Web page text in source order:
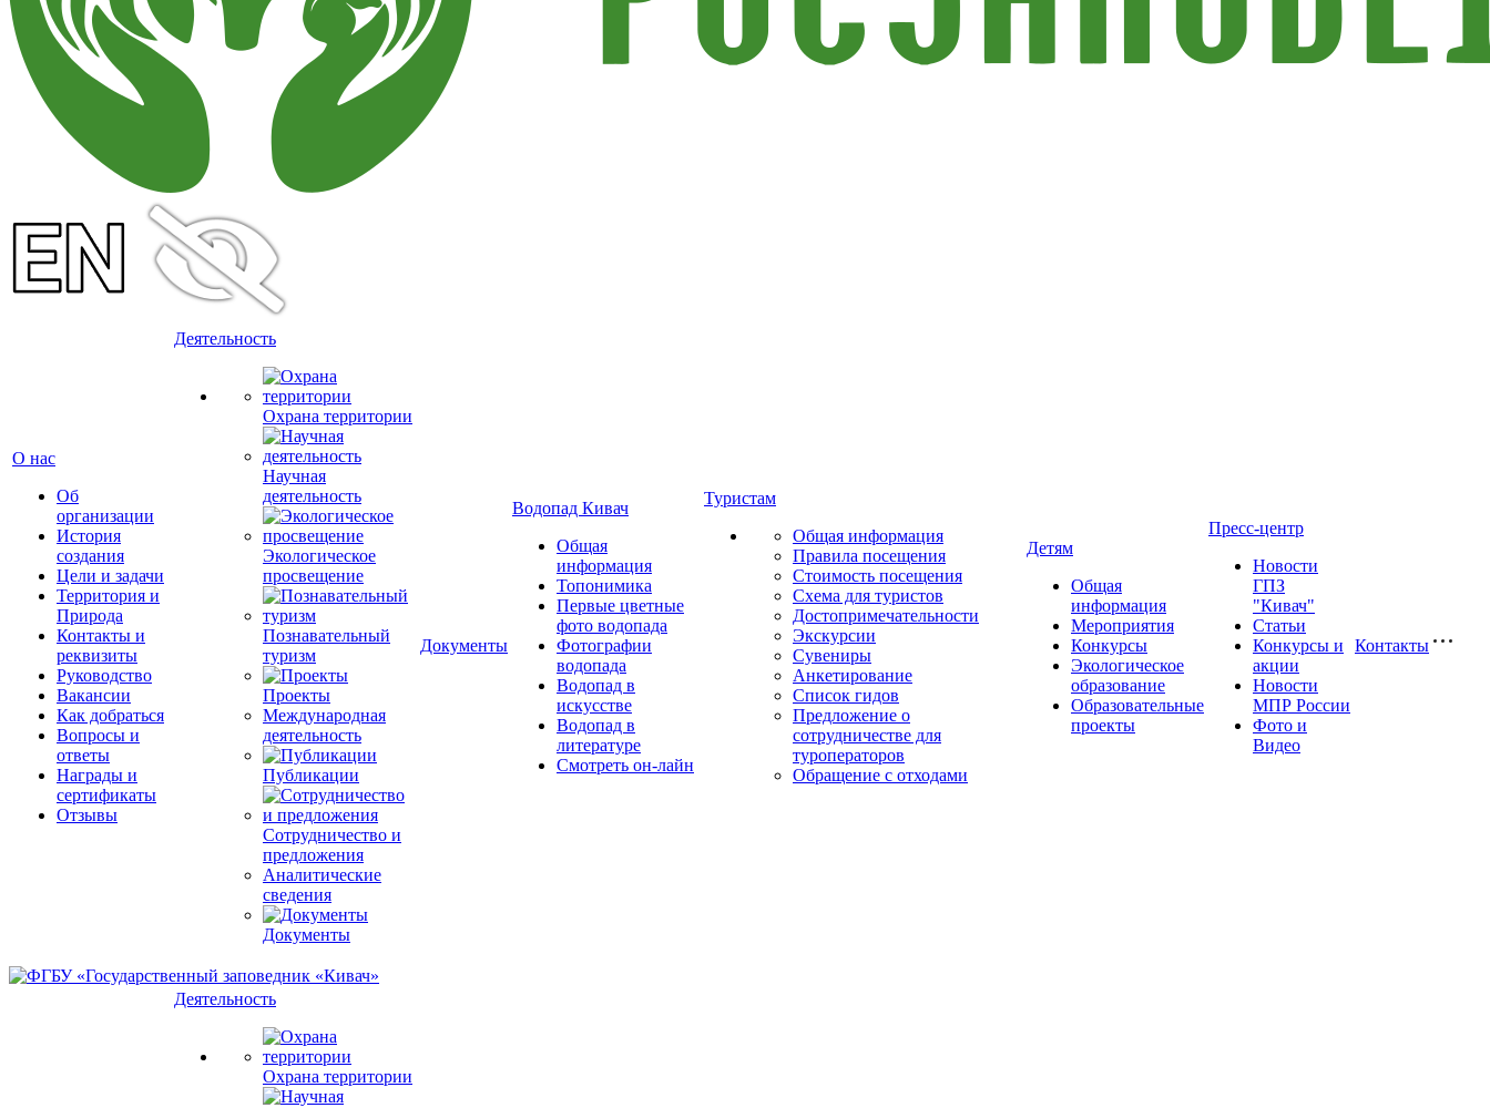
О нас
Об
организации
История
создания
Цели и задачи
Территория и
Природа
Контакты и
реквизиты
Руководство
Вакансии
Как добраться
Вопросы и
ответы
Награды и
сертификаты
Отзывы
Деятельность
Охрана территории
Научная
деятельность
Экологическое
просвещение
Познавательный
туризм
Проекты
Международная
деятельность
Публикации
Сотрудничество и
предложения
Аналитические
сведения
Документы
Документы
Водопад Кивач
Общая
информация
Топонимика
Первые цветные
фото водопада
Фотографии
водопада
Водопад в
искусстве
Водопад в
литературе
Смотреть он-лайн
Туристам
Общая информация
Правила посещения
Стоимость посещения
Схема для туристов
Достопримечательности
Экскурсии
Сувениры
Анкетирование
Список гидов
Предложение о
сотрудничестве для
туроператоров
Обращение с отходами
Детям
Общая
информация
Мероприятия
Конкурсы
Экологическое
образование
Образовательные
проекты
Пресс-центр
Новости
ГПЗ
"Кивач"
Статьи
Конкурсы и
акции
Новости
МПР России
Фото и
Видео
Контакты
Деятельность
Охрана территории